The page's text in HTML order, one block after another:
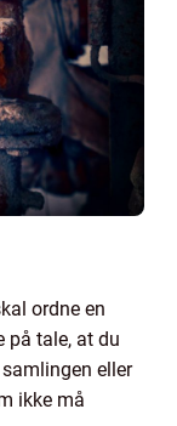
ordne en
på tale, at du
eller
ikke må